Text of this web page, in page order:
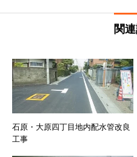
関
石原・大原四丁目地内配水管改良
工事